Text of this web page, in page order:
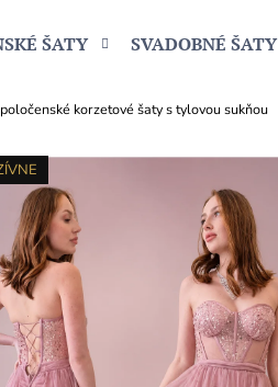
ŠATY SVADOBNÉ ŠATY
korzetové šaty s tylovou sukňou
nájsť?
HĽADAŤ
Odporúčame